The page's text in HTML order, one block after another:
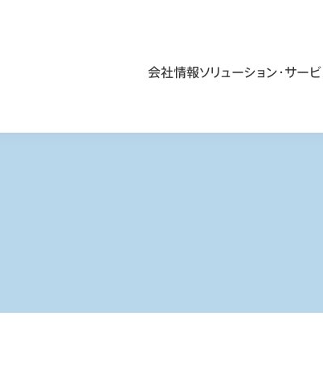
会社情報ソリューション・サー